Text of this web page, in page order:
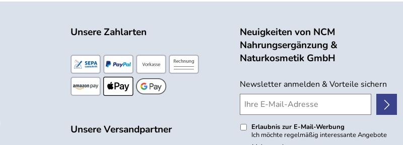
Unsere Zahlarten
Unsere Versandpartner
Neuigkeiten von NCM
Nahrungsergänzung &
Naturkosmetik GmbH
Newsletter anmelden & Vorteile sichern
Erlaubnis zur E-Mail-Werbung
Ich möchte regelmäßig interessante Angebote
per E-Mail erhalten. Meine E-Mail-Adresse wird